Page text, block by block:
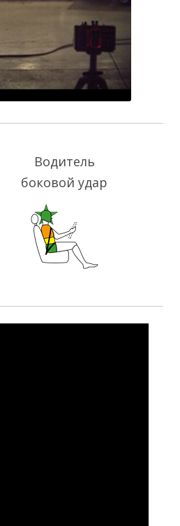
Водитель
боковой удар